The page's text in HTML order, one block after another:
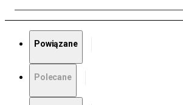
Powiązane
Polecane